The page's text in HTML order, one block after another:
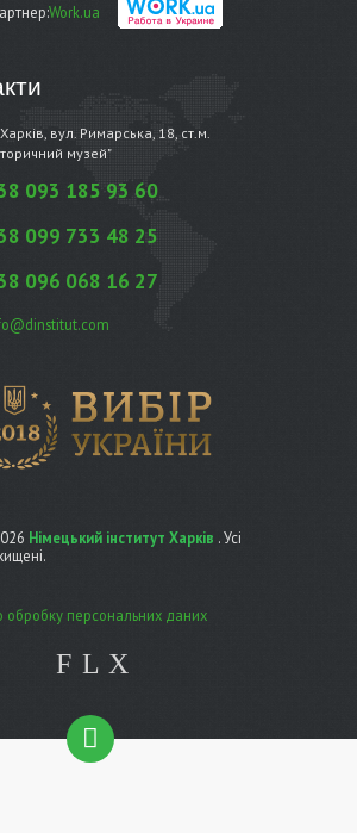
Work.ua
вул. Римарська, 18, ст.м.
музей"
093 185 93 60
099 733 48 25
096 068 16 27
Німецький інститут Харків . Усі
обробку персональних даних
F L X